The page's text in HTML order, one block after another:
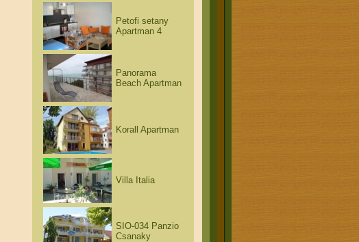
Petofi setany
Apartman 4
Panorama
Beach Apartman
Korall Apartman
Villa Italia
SIO-034 Panzio
Csanaky